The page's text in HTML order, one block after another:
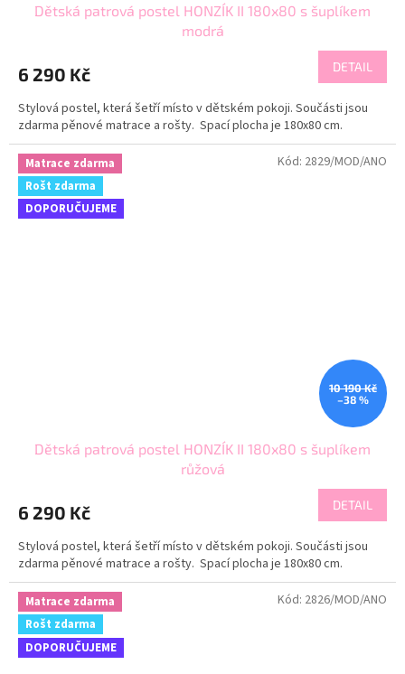
Dětská patrová postel HONZÍK II 180x80 s šuplíkem
modrá
6 290 Kč DETAIL
Stylová postel, která šetří místo v dětském pokoji. Součásti jsou
zdarma pěnové matrace a rošty. Spací plocha je 180x80 cm.
Matrace zdarma
Rošt zdarma
DOPORUČUJEME
10 190 Kč
–38 %
Dětská patrová postel HONZÍK II 180x80 s šuplíkem
růžová
6 290 Kč DETAIL
Stylová postel, která šetří místo v dětském pokoji. Součásti jsou
zdarma pěnové matrace a rošty. Spací plocha je 180x80 cm.
Kód: 2829/MOD/ANO
Matrace zdarma
Rošt zdarma
DOPORUČUJEME
Kód: 2826/MOD/ANO